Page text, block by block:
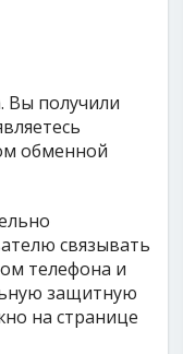
Вы получили
обменной
связывать
телефона и
защитную
на странице